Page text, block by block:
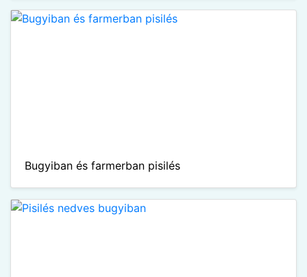
Bugyiban és farmerban pisilés